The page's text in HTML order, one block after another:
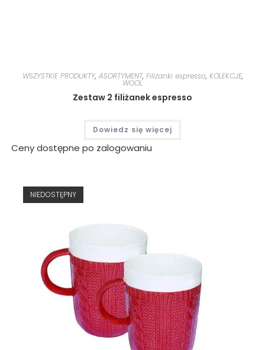
WSZYSTKIE PRODUKTY, ASORTYMENT, Filiżanki espresso, KOLEKCJE,
WOOL
Zestaw 2 filiżanek espresso
Dowiedz się więcej
Ceny dostępne po zalogowaniu
NIEDOSTĘPNY